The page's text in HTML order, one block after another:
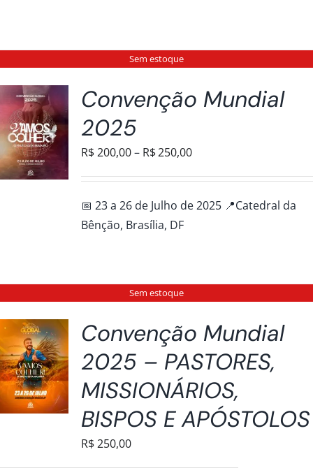
Sem estoque
Convenção Mundial
2025
R$200,00 – R$250,00Faixa
R$200,00
📅 23 a 26 de Julho de 2025 📍Catedral da
Bênção, Brasília, DF
Sem estoque
Convenção Mundial
2025 – PASTORES,
MISSIONÁRIOS,
BISPOS E APÓSTOLOS
R$250,00